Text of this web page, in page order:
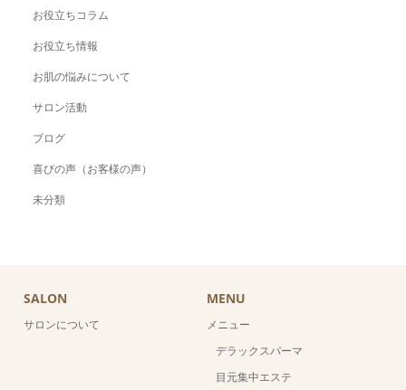
お役立ちコラム
お役立ち情報
お肌の悩みについて
サロン活動
ブログ
喜びの声（お客様の声）
未分類
SALON
サロンについて
MENU
メニュー
デラックスパーマ
目元集中エステ